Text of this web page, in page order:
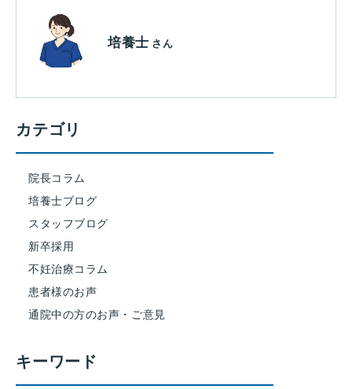
培養士 さん
カテゴリ
院長コラム
培養士ブログ
スタッフブログ
新卒採用
不妊治療コラム
患者様のお声
通院中の方のお声・ご意見
キーワード